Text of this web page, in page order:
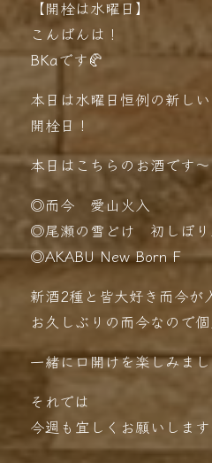
【開栓は水曜日】
こんばんは！
BKaです🥐
本日は水曜日恒例の新し
開栓日！
本日はこちらのお酒です
◎而今 愛山火入
◎尾瀬の雪どけ 初しぼり
◎AKABU New Born F
新酒2種と皆大好き而今が
お久しぶりの而今なので
一緒に口開けを楽しみま
それでは
今週も宜しくお願いしま